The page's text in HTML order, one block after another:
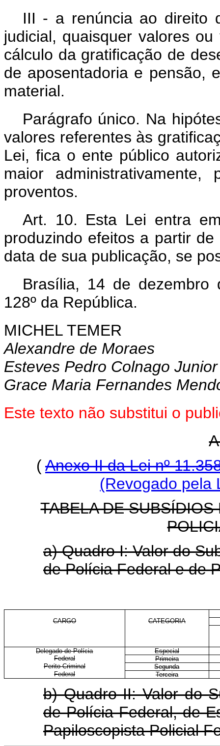
III - a renúncia ao direito
judicial, quaisquer valores
cálculo da gratificação de
de aposentadoria e pensão,
material.
Parágrafo único. Na
valores referentes às
Lei, fica o ente público
maior
proventos.
Art. 10. Esta Lei entra
produzindo efeitos a partir
data de sua publicação, se
Brasília, 14 de dezembro
128º da República.
MICHEL TEMER
Alexandre de Moraes
Esteves Pedro Colnago Junior
Grace Maria Fernandes
Este texto não substitui o
(Anexo II da Lei nº
(Revogado pela
TABELA DE
a) Quadro I: Valor do
de Polícia Federal e de
CARGO CATEGORIA
Delegado de Polícia
Especial
Federal
Primeira
Perito Criminal
Segunda
Federal
Terceira
b) Quadro II: Valor do
de Polícia Federal, de
Papiloscopista Policial